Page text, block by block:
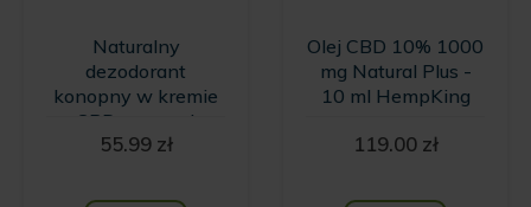
Naturalny
dezodorant
konopny w kremie
z CBD o zapachu
wanilii i kwiatów
HempKing
55.99 zł
Olej CBD 10% 1000
mg Natural Plus -
10 ml HempKing
119.00 zł